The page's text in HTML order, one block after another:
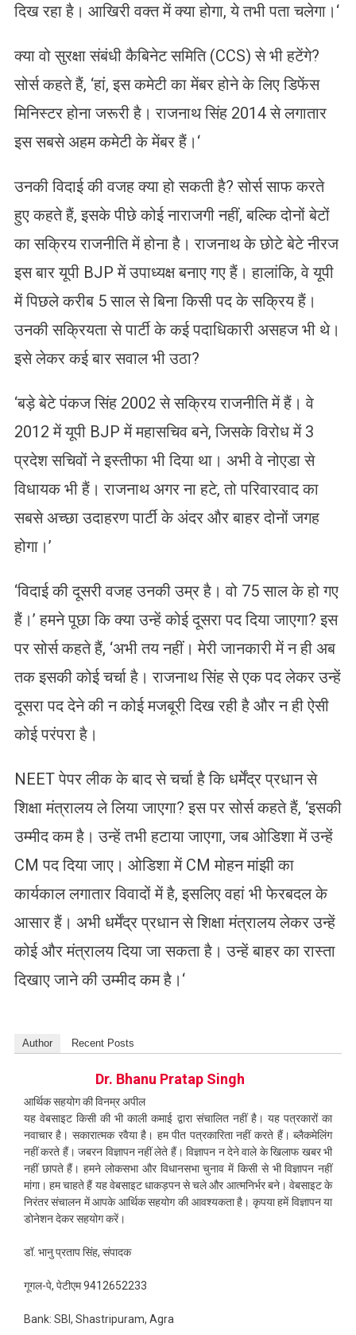
दिख रहा है। आखिरी वक्त में क्या होगा, ये तभी पता चलेगा।‘
क्या वो सुरक्षा संबंधी कैबिनेट समिति (CCS) से भी हटेंगे?
सोर्स कहते हैं, ‘हां, इस कमेटी का मेंबर होने के लिए डिफेंस
मिनिस्टर होना जरूरी है। राजनाथ सिंह 2014 से लगातार
इस सबसे अहम कमेटी के मेंबर हैं।‘
उनकी विदाई की वजह क्या हो सकती है? सोर्स साफ करते
हुए कहते हैं, इसके पीछे कोई नाराजगी नहीं, बल्कि दोनों बेटों
का सक्रिय राजनीति में होना है। राजनाथ के छोटे बेटे नीरज
इस बार यूपी BJP में उपाध्यक्ष बनाए गए हैं। हालांकि, वे यूपी
में पिछले करीब 5 साल से बिना किसी पद के सक्रिय हैं।
उनकी सक्रियता से पार्टी के कई पदाधिकारी असहज भी थे।
इसे लेकर कई बार सवाल भी उठा?
‘बड़े बेटे पंकज सिंह 2002 से सक्रिय राजनीति में हैं। वे
2012 में यूपी BJP में महासचिव बने, जिसके विरोध में 3
प्रदेश सचिवों ने इस्तीफा भी दिया था। अभी वे नोएडा से
विधायक भी हैं। राजनाथ अगर ना हटे, तो परिवारवाद का
सबसे अच्छा उदाहरण पार्टी के अंदर और बाहर दोनों जगह
होगा।’
‘विदाई की दूसरी वजह उनकी उम्र है। वो 75 साल के हो गए
हैं।’ हमने पूछा कि क्या उन्हें कोई दूसरा पद दिया जाएगा? इस
पर सोर्स कहते हैं, ‘अभी तय नहीं। मेरी जानकारी में न ही अब
तक इसकी कोई चर्चा है। राजनाथ सिंह से एक पद लेकर उन्हें
दूसरा पद देने की न कोई मजबूरी दिख रही है और न ही ऐसी
कोई परंपरा है।
NEET पेपर लीक के बाद से चर्चा है कि धर्मेंद्र प्रधान से
शिक्षा मंत्रालय ले लिया जाएगा? इस पर सोर्स कहते हैं, ‘इसकी
उम्मीद कम है। उन्हें तभी हटाया जाएगा, जब ओडिशा में उन्हें
CM पद दिया जाए। ओडिशा में CM मोहन मांझी का
कार्यकाल लगातार विवादों में है, इसलिए वहां भी फेरबदल के
आसार हैं। अभी धर्मेंद्र प्रधान से शिक्षा मंत्रालय लेकर उन्हें
कोई और मंत्रालय दिया जा सकता है। उन्हें बाहर का रास्ता
दिखाए जाने की उम्मीद कम है।‘
Author Recent Posts
Dr. Bhanu Pratap Singh
आर्थिक सहयोग की विनम्र अपील
यह वेबसाइट किसी की भी काली कमाई द्वारा संचालित नहीं है। यह पत्रकारों का
नवाचार है। सकारात्मक रवैया है। हम पीत पत्रकारिता नहीं करते हैं। ब्लैकमेलिंग
नहीं करते हैं। जबरन विज्ञापन नहीं लेते हैं। विज्ञापन न देने वाले के खिलाफ खबर भी
नहीं छापते हैं। हमने लोकसभा और विधानसभा चुनाव में किसी से भी विज्ञापन नहीं
मांगा। हम चाहते हैं यह वेबसाइट धाकड़पन से चले और आत्मनिर्भर बने। वेबसाइट के
निरंतर संचालन में आपके आर्थिक सहयोग की आवश्यकता है। कृपया हमें विज्ञापन या
डोनेशन देकर सहयोग करें।
डॉ. भानु प्रताप सिंह, संपादक
गूगल-पे, पेटीएम 9412652233
Bank: SBI, Shastripuram, Agra